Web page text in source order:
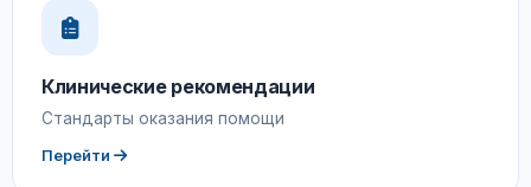
Клинические рекомендации
Стандарты оказания помощи
Перейти